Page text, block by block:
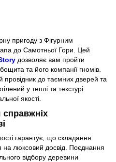
пригоду з Фігурним
до Самотньої Гори. Цей
дозволяє вам пройти
та його компанії гномів.
провідник до таємних дверей та
у теплі та текстурі
якості.
справжніх
гарантує, що складання
на люксовий досвід. Поєднання
відбору деревини